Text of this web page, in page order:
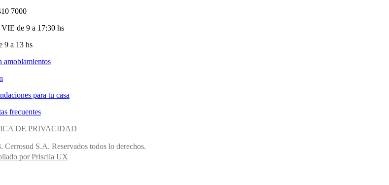
7000
de 9 a 17:30 hs
9 a 13 hs
amoblamientos
para tu casa
frecuentes
DE PRIVACIDAD
Cerrosud S.A. Reservados todos lo derechos.
por Priscila UX